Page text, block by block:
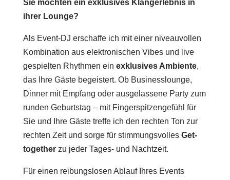
Sie möchten ein exklusives Klangerlebnis in
ihrer Lounge?
Als Event-DJ erschaffe ich mit einer niveauvollen
Kombination aus elektronischen Vibes und live
gespielten Rhythmen ein exklusives Ambiente,
das Ihre Gäste begeistert. Ob Businesslounge,
Dinner mit Empfang oder ausgelassene Party zum
runden Geburtstag – mit Fingerspitzengefühl für
Sie und Ihre Gäste treffe ich den rechten Ton zur
rechten Zeit und sorge für stimmungsvolles Get-
togetherzu jeder Tages- und Nachtzeit.
Für einen reibungslosen Ablauf Ihres Events